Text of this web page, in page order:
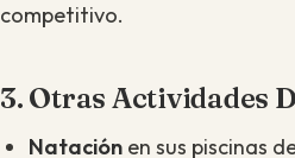
competitivo.
3. Otras Actividades
Nataciónen sus piscinas